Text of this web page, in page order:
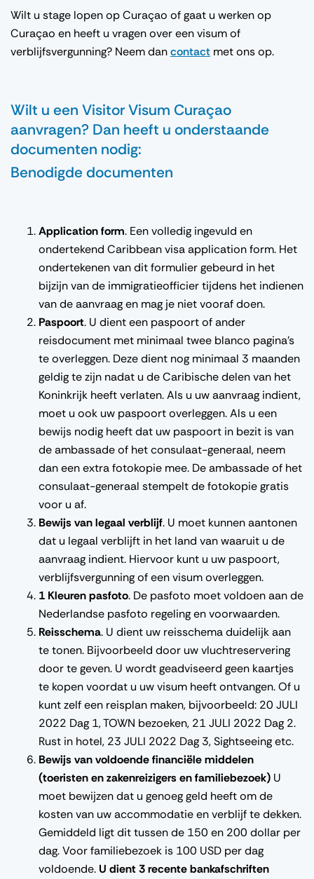
Wilt u stage lopen op Curaçao of gaat u werken op
Curaçao en heeft u vragen over een visum of
verblijfsvergunning? Neem dancontact met ons op.
Wilt u een Visitor Visum Curaçao
aanvragen? Dan heeft u onderstaande
documenten nodig:
Benodigde documenten
Application form. Een volledig ingevuld en
ondertekend Caribbean visa application form. Het
ondertekenen van dit formulier gebeurd in het
bijzijn van de immigratieofficier tijdens het indienen
van de aanvraag en mag je niet vooraf doen.
Paspoort. U dient een paspoort of ander
reisdocument met minimaal twee blanco pagina’s
te overleggen. Deze dient nog minimaal 3 maanden
geldig te zijn nadat u de Caribische delen van het
Koninkrijk heeft verlaten. Als u uw aanvraag indient,
moet u ook uw paspoort overleggen. Als u een
bewijs nodig heeft dat uw paspoort in bezit is van
de ambassade of het consulaat-generaal, neem
dan een extra fotokopie mee. De ambassade of het
consulaat-generaal stempelt de fotokopie gratis
voor u af.
Bewijs van legaal verblijf. U moet kunnen aantonen
dat u legaal verblijft in het land van waaruit u de
aanvraag indient. Hiervoor kunt u uw paspoort,
verblijfsvergunning of een visum overleggen.
1 Kleuren pasfoto. De pasfoto moet voldoen aan de
Nederlandse pasfoto regeling en voorwaarden.
Reisschema. U dient uw reisschema duidelijk aan
te tonen. Bijvoorbeeld door uw vluchtreservering
door te geven. U wordt geadviseerd geen kaartjes
te kopen voordat u uw visum heeft ontvangen. Of u
kunt zelf een reisplan maken, bijvoorbeeld: 20 JULI
2022 Dag 1, TOWN bezoeken, 21 JULI 2022 Dag 2.
Rust in hotel, 23 JULI 2022 Dag 3, Sightseeing etc.
Bewijs van voldoende financiële middelen
(toeristen en zakenreizigers en familiebezoek) U
moet bewijzen dat u genoeg geld heeft om de
kosten van uw accommodatie en verblijf te dekken.
Gemiddeld ligt dit tussen de 150 en 200 dollar per
dag. Voor familiebezoek is 100 USD per dag
voldoende. U dient 3 recente bankafschriften